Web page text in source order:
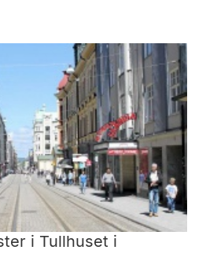
i Tullhuset i